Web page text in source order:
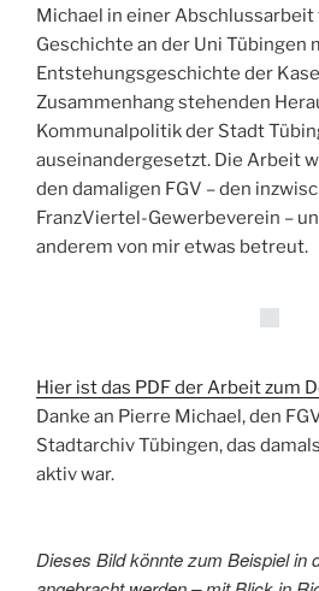
Michael in einer Abschlussarbeit
Geschichte an der Uni Tübingen
Entstehungsgeschichte der
Zusammenhang stehenden
Kommunalpolitik der Stadt
auseinandergesetzt. Die Arbeit
den damaligen FGV – den
FranzViertel-Gewerbeverein –
anderem von mir etwas betreut.
Hier ist das PDF der Arbeit zum
Danke an Pierre Michael, den
Stadtarchiv Tübingen, das
aktiv war.
Dieses Bild könnte zum Beispiel in